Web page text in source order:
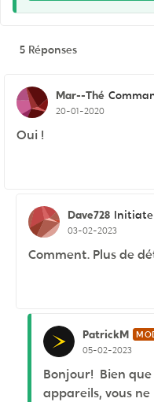
5 Réponses
Mar--Thé
20-01-2020
Oui !
Dave728 Initiate
03-02-2023
Comment. Plus de
PatrickM
05-02-2023
Bonjour! Bien
appareils, vous